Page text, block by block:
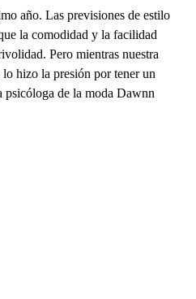
año. Las previsiones de estilo
la comodidad y la facilidad
Pero mientras nuestra
hizo la presión por tener un
psicóloga de la moda Dawnn